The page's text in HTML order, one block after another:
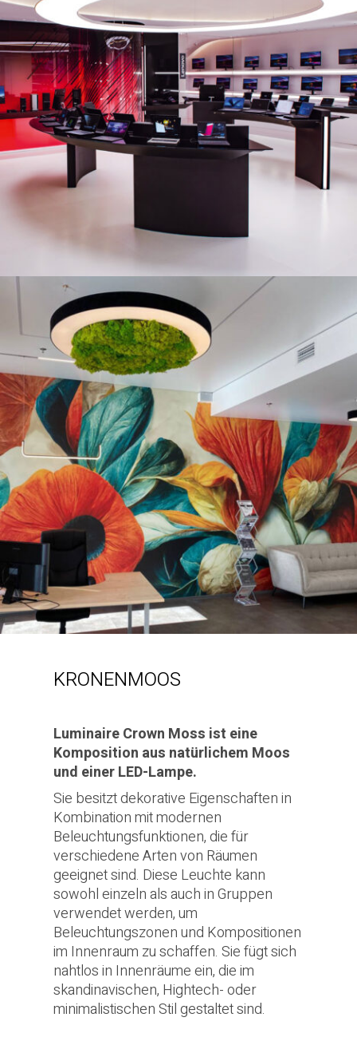
KRONENMOOS
Luminaire Crown Moss ist eine
Komposition aus natürlichem Moos
und einer LED-Lampe.
Sie besitzt dekorative Eigenschaften in
Kombination mit modernen
Beleuchtungsfunktionen, die für
verschiedene Arten von Räumen
geeignet sind. Diese Leuchte kann
sowohl einzeln als auch in Gruppen
verwendet werden, um
Beleuchtungszonen und Kompositionen
im Innenraum zu schaffen. Sie fügt sich
nahtlos in Innenräume ein, die im
skandinavischen, Hightech- oder
minimalistischen Stil gestaltet sind.